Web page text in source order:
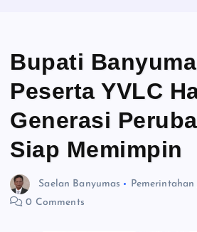
Bupati
Peserta YVLC
Generasi
Siap Memimpin
Saelan Banyumas Pemerintahan
0 Comments